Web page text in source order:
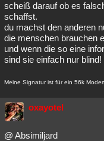
scheiß darauf ob es
schaffst.
du machst den anderen
die menschen brauchen
und wenn die so eine
sind sie einfach nur blind!
Meine Signatur ist für ein 56k
oxayotel
@ Absimiljard